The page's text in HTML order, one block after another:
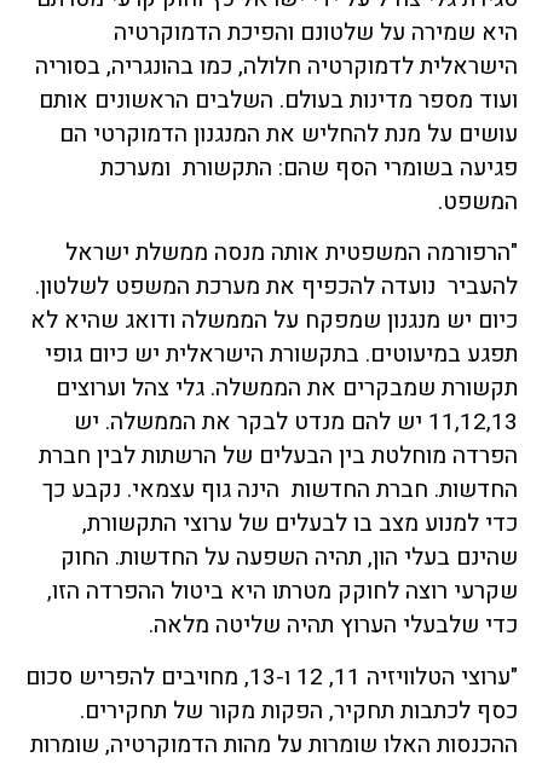
היא שמירה על שלטונם והפיכת הדמוקרטיה
הישראלית לדמוקרטיה חלולה, כמו בהונגריה, בסוריה
ועוד מספר מדינות בעולם. השלבים הראשונים אותם
עושים על מנת להחליש את המנגנון הדמוקרטי הם
פגיעה בשומרי הסף שהם: התקשורת ומערכת
המשפט.
"הרפורמה המשפטית אותה מנסה ממשלת ישראל
להעביר נועדה להכפיף את מערכת המשפט לשלטון.
כיום יש מנגנון שמפקח על הממשלה ודואג שהיא לא
תפגע במיעוטים. בתקשורת הישראלית יש כיום גופי
תקשורת שמבקרים את הממשלה. גלי צהל וערוצים
11,12,13 יש להם מנדט לבקר את הממשלה. יש
הפרדה מוחלטת בין הבעלים של הרשתות לבין חברת
החדשות. חברת החדשות הינה גוף עצמאי. נקבע כך
כדי למנוע מצב בו לבעלים של ערוצי התקשורת,
שהינם בעלי הון, תהיה השפעה על החדשות. החוק
שקרעי רוצה לחוקק מטרתו היא ביטול ההפרדה הזו,
כדי שלבעלי הערוץ תהיה שליטה מלאה.
"ערוצי הטלוויזיה 11, 12 ו-13, מחויבים להפריש סכום
כסף לכתבות תחקיר, הפקות מקור של תחקירים.
ההכנסות האלו שומרות על מהות הדמוקרטיה, שומרות